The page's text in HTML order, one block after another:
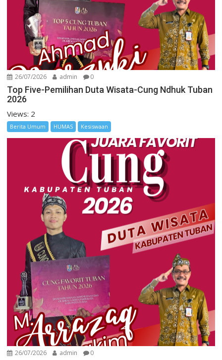
26/07/2026 admin 0
Top Five-Pemilihan Duta Wisata-Cung Ndhuk Tuban
2026
Views: 2
Berita Umum HUMAS Kesiswaan
26/07/2026 admin 0